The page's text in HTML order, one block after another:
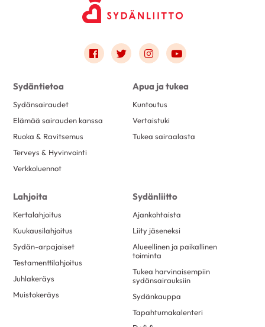
Link to facebook
Link to twitter
Link to instagram
Link to youtube
Sydäntietoa
Sydänsairaudet
Elämää sairauden kanssa
Ruoka & Ravitsemus
Terveys & Hyvinvointi
Verkkoluennot
Apua ja tukea
Kuntoutus
Vertaistuki
Tukea sairaalasta
Lahjoita
Kertalahjoitus
Kuukausilahjoitus
Sydän-arpajaiset
Testamenttilahjoitus
Juhlakeräys
Muistokeräys
Sydänliitto
Ajankohtaista
Liity jäseneksi
Alueellinen ja paikallinen
toiminta
Tukea harvinaisempiin
sydänsairauksiin
Sydänkauppa
Tapahtumakalenteri